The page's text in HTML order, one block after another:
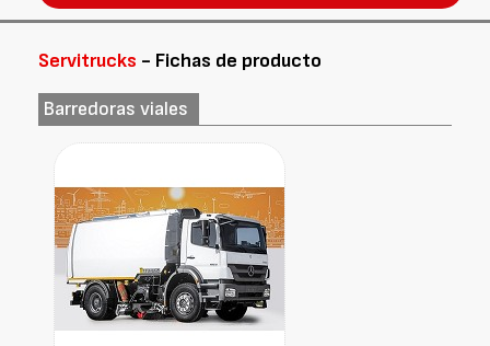
Servitrucks - Fichas de producto
Barredoras viales